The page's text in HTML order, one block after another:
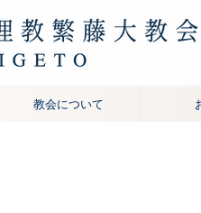
教会について